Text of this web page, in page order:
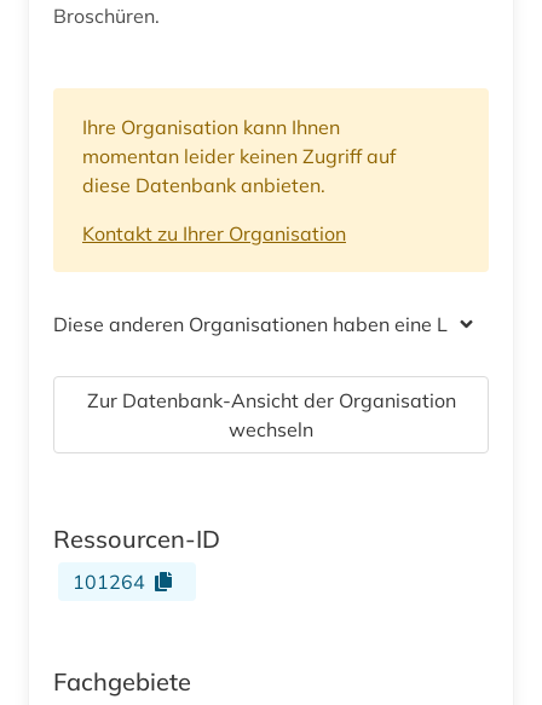
Broschüren.
Ihre Organisation kann Ihnen
momentan leider keinen Zugriff auf
diese Datenbank anbieten.
Kontakt zu Ihrer Organisation
Diese anderen Organisationen haben eine Lizenz
Zur Datenbank-Ansicht der Organisation
wechseln
Ressourcen-ID
101264
Fachgebiete